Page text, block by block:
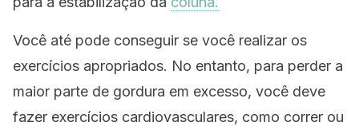
Você até pode conseguir se você realizar os
exercícios apropriados. No entanto, para perder a
maior parte de gordura em excesso, você deve
fazer exercícios cardiovasculares, como correr ou